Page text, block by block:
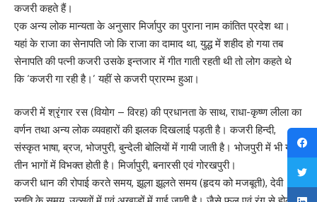
कजरी कहते हैं।
एक अन्य लोक मान्यता के अनुसार मिर्जापुर का पुराना नाम कांतित प्रदेश था।
यहां के राजा का सेनापति जो कि राजा का दामाद था, युद्ध में शहीद हो गया तब
सेनापति की पत्नी कजरी उसके इन्तजार में गीत गाती रहती थी तो लोग कहते थे
कि ‘कजरी गा रही है।’ यहीं से कजरी प्रारम्भ हुआ।
कजरी में श्रृंगार रस (वियोग – विरह) की प्रधानता के साथ, राधा-कृष्ण लीला का
वर्णन तथा अन्य लोक व्यवहारों की झलक दिखलाई पड़ती है। कजरी हिन्दी,
संस्कृत भाषा, ब्रज, भोजपुरी, बुन्देली बोलियों में गायी जाती है। भोजपुरी में भी यह
तीन भागों में विभक्त होती है। मिर्जापुरी, बनारसी एवं गोरखपुरी।
कजरी धान की रोपाई करते समय, झूला झूलते समय (हृदय को मजबूती), देवी